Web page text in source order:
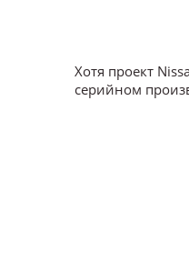
Хотя проект
серийном